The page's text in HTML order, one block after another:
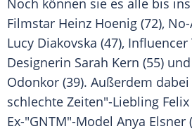
Noch können sie es alle bis ins
Filmstar Heinz Hoenig (72),
Lucy Diakovska (47), Influencer
Designerin Sarah Kern (55) und
Odonkor (39). Außerdem
schlechte Zeiten"-Liebling
Ex-"GNTM"-Model Anya Elsner